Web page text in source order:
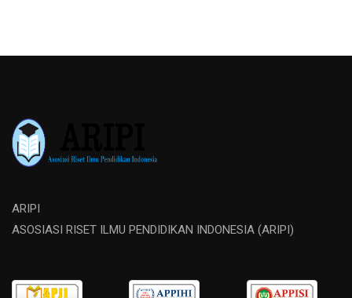
ARIPI
ASOSIASI RISET ILMU PENDIDIKAN INDONESIA (ARIPI)